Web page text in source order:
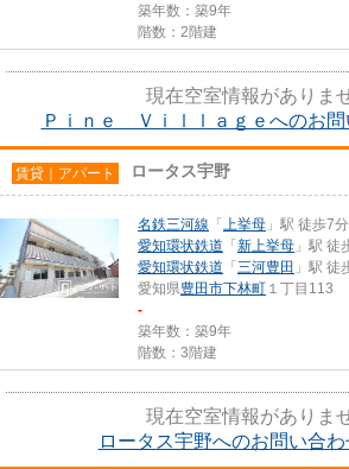
築年数：築9年
階数：2階建
現在空室情報がありま
Ｐｉｎｅ Ｖｉｌｌａｇｅへのお問
賃貸｜アパート ロータス宇野
名鉄三河線 「 上挙母 」駅 徒歩7分
愛知環状鉄道 「 新上挙母 」駅 徒
愛知環状鉄道 「 三河豊田 」駅 徒
愛知県豊田市下林町 １丁目113
-
築年数：築9年
階数：3階建
現在空室情報がありま
ロータス宇野へのお問い合